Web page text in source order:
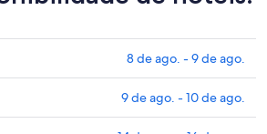
8 de ago. - 9 de ago.
9 de ago. - 10 de ago.